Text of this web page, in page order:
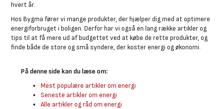
hvert år.
Hos Bygma fører vi mange produkter, der hjælper dig med at optimere
energiforbruget i boligen. Derfor har vi også en lang række artikler og
tips til at få mere ud af budgettet ved at købe de rette produkter, og
finde både de store og små syndere, der koster energi og økonomi.
På denne side kan du læse om:
Mest populære artikler om energi
Seneste artikler om energi
Alle artikler og råd om energi